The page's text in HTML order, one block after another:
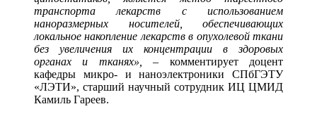
транспорта лекарств с использованием
наноразмерных носителей, обеспечивающих
локальное накопление лекарств в опухолевой ткани
без увеличения их концентрации в здоровых
органах и тканях», – комментирует доцент
кафедры микро- и наноэлектроники СПбГЭТУ
«ЛЭТИ», старший научный сотрудник ИЦ ЦМИД
Камиль Гареев.